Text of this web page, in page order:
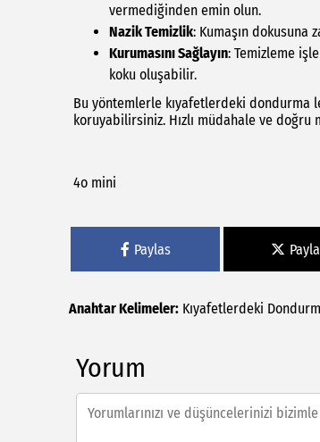
vermediğinden emin olun.
Nazik Temizlik: Kumaşın dokusuna
Kurumasını Sağlayın: Temizleme
koku oluşabilir.
Bu yöntemlerle kıyafetlerdeki dondurma
koruyabilirsiniz. Hızlı müdahale ve
4o mini
Paylas
Anahtar Kelimeler: Kıyafetlerdeki
Yorum